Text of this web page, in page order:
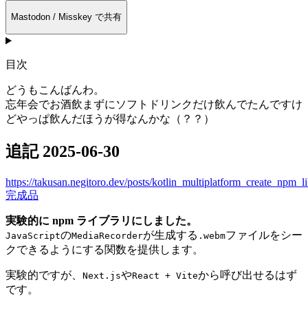
Mastodon / Misskey で共有
目次
どうもこんばんわ。
忘年会でお酒飲まずにソフトドリンクだけ飲んでたんですけ
どやっぱ飲んだほうが得なんかな（？？）
追記 2025-06-30
https://takusan.negitoro.dev/posts/
完成品
実験的に npm ライブラリにしました。
JavaScriptのMediaRecorderが生成する .webmファイルをシー
クできるようにする関数を提供します。
実験的ですが、 Next.jsやReact + Viteから呼び出せるはず
です。